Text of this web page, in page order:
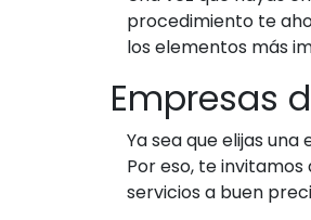
procedimiento te
los elementos más
Empresas
Ya sea que elijas
Por eso, te
servicios a buen